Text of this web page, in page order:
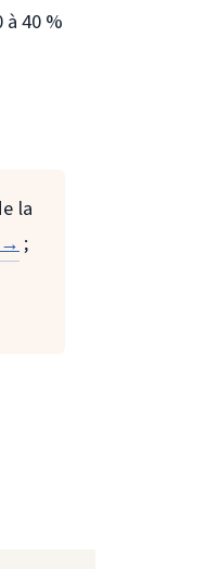
40 %
la
→ ;